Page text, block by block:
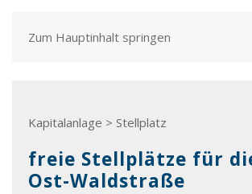
Zum Hauptinhalt springen
Kapitalanlage > Stellplatz
freie Stellplätze für
Ost-Waldstraße